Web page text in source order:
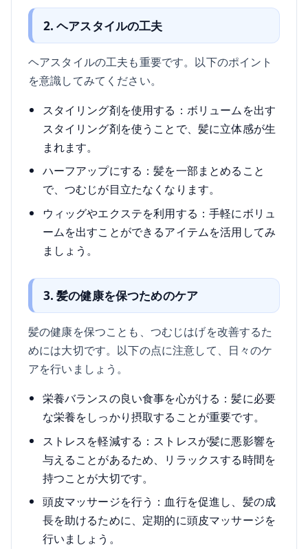
2. ヘアスタイルの工夫
ヘアスタイルの工夫も重要です。以下のポイント
を意識してみてください。
スタイリング剤を使用する：ボリュームを出す
スタイリング剤を使うことで、髪に立体感が生
まれます。
ハーフアップにする：髪を一部まとめること
で、つむじが目立たなくなります。
ウィッグやエクステを利用する：手軽にボリュ
ームを出すことができるアイテムを活用してみ
ましょう。
3. 髪の健康を保つためのケア
髪の健康を保つことも、つむじはげを改善するた
めには大切です。以下の点に注意して、日々のケ
アを行いましょう。
栄養バランスの良い食事を心がける：髪に必要
な栄養をしっかり摂取することが重要です。
ストレスを軽減する：ストレスが髪に悪影響を
与えることがあるため、リラックスする時間を
持つことが大切です。
頭皮マッサージを行う：血行を促進し、髪の成
長を助けるために、定期的に頭皮マッサージを
行いましょう。